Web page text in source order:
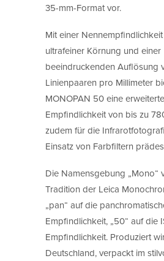
35-mm-Format vor.
Mit einer Nennempfindlichkeit
ultrafeiner Körnung und einer
beeindruckenden Auflösung
Linienpaaren pro Millimeter
MONOPAN 50 eine
Empfindlichkeit von bis zu
zudem für die
Einsatz von Farbfiltern
Die Namensgebung „Mono“
Tradition der Leica
„pan“ auf die
Empfindlichkeit, „50“ auf die
Empfindlichkeit. Produziert
Deutschland, verpackt im